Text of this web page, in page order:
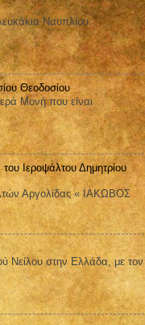
Ναυπλίου.
Θεοδοσίου
Μονή που είναι
Ιεροψάλτου Δημητρίου
Αργολίδας « ΙΑΚΩΒΟΣ
Νείλου στην Ελλάδα, με τον